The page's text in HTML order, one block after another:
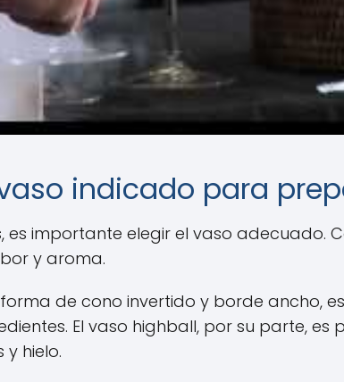
indicado para
es importante elegir el vaso adecuado.
y aroma.
de cono invertido y borde ancho,
El vaso highball, por su parte,
hielo.